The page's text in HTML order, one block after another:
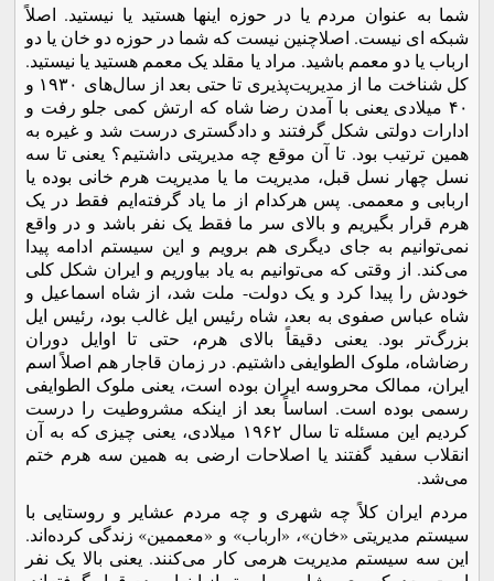
شما به عنوان مردم یا در حوزه اینها هستید یا نیستید. اصلاً
شبکه ای نیست. اصلاچنین نیست که شما در حوزه دو خان یا دو
ارباب یا دو معمم باشید. مراد یا مقلد یک معمم هستید یا نیستید.
کل شناخت ما از مدیریت‌پذیری تا حتی بعد از سال‌های ۱۹۳۰ و
۴۰ میلادی یعنی با آمدن رضا شاه که ارتش کمی جلو رفت و
ادارات دولتی شکل گرفتند و دادگستری درست شد و غیره به
همین ترتیب بود. تا آن موقع چه مدیریتی داشتیم؟ یعنی تا سه
نسل چهار نسل قبل، مدیریت ما یا مدیریت هرم خانی بوده یا
اربابی و معممی. پس هرکدام از ما یاد گرفته‌ایم فقط در یک
هرم قرار بگیریم و بالای سر ما فقط یک نفر باشد و در واقع
نمی‌توانیم به جای دیگری هم برویم و این سیستم ادامه پیدا
می‌کند. از وقتی که می‌توانیم به یاد بیاوریم و ایران شکل کلی
خودش را پیدا کرد و یک دولت- ملت شد، از شاه اسماعیل و
شاه عباس صفوی به بعد، شاه رئیس ایل غالب بود، رئیس ایل
بزرگ‌تر بود. یعنی دقیقاً بالای هرم، حتی تا اوایل دوران
رضاشاه، ملوک الطوایفی داشتیم. در زمان قاجار هم اصلاً اسم
ایران، ممالک محروسه ایران بوده است، یعنی ملوک الطوایفی
رسمی بوده است. اساساً بعد از اینکه مشروطیت را درست
کردیم این مسئله تا سال ۱۹۶۲ میلادی، یعنی چیزی که به آن
انقلاب سفید گفتند یا اصلاحات ارضی به همین سه هرم ختم
می‌شد.
مردم ایران کلاً چه شهری و چه مردم عشایر و روستایی با
سیستم مدیریتی «خان»، «ارباب» و «معممین» زندگی کرده‌اند.
این سه سیستم مدیریت هرمی کار می‌کنند. یعنی بالا یک نفر